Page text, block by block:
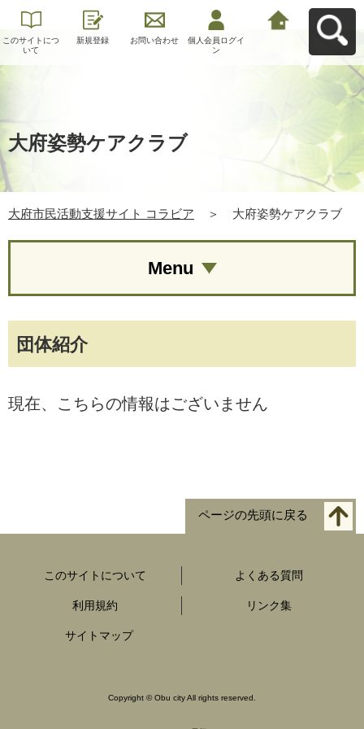
このサイトにつ
いて
新規登録 お問い合わせ
個人会員ログイ
ン
大府姿勢ケアクラブ
大府市民活動支援サイト コラビア ＞ 大府姿勢ケアクラブ
団体紹介
現在、こちらの情報はございません
Menu
ページの先頭に戻る
このサイトについて よくある質問
利用規約 リンク集
サイトマップ
Copyright ©Obu city All rights reserved.